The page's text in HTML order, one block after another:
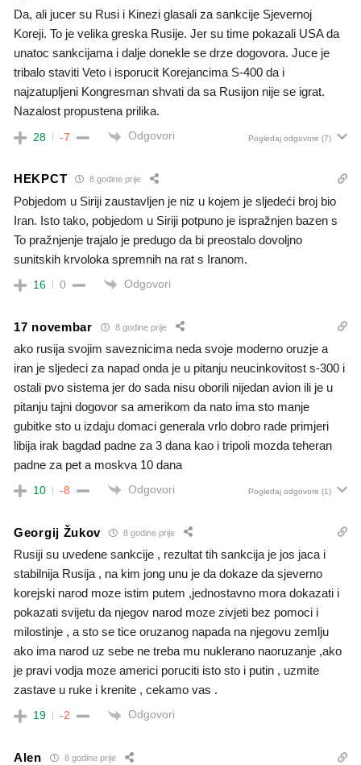
Da, ali jucer su Rusi i Kinezi glasali za sankcije Sjevernoj
Koreji. To je velika greska Rusije. Jer su time pokazali USA da
unatoc sankcijama i dalje donekle se drze dogovora. Juce je
tribalo staviti Veto i isporucit Korejancima S-400 da i
najzatupljeni Kongresman shvati da sa Rusijon nije se igrat.
Nazalost propustena prilika.
28 -7 Odgovori Pogledaj odgovore (7)
HEKPCT 8 godine prije
Pobjedom u Siriji zaustavljen je niz u kojem je sljedeći broj bio
Iran. Isto tako, pobjedom u Siriji potpuno je ispražnjen bazen s
To pražnjenje trajalo je predugo da bi preostalo dovoljno
sunitskih krvoloka spremnih na rat s Iranom.
16 0 Odgovori
17 novembar 8 godine prije
ako rusija svojim saveznicima neda svoje moderno oruzje a
iran je sljedeci za napad onda je u pitanju neucinkovitost s-300 i
ostali pvo sistema jer do sada nisu oborili nijedan avion ili je u
pitanju tajni dogovor sa amerikom da nato ima sto manje
gubitke sto u izdaju domaci generala vrlo dobro rade primjeri
libija irak bagdad padne za 3 dana kao i tripoli mozda teheran
padne za pet a moskva 10 dana
10 -8 Odgovori Pogledaj odgovore (1)
Georgij Žukov 8 godine prije
Rusiji su uvedene sankcije , rezultat tih sankcija je jos jaca i
stabilnija Rusija , na kim jong unu je da dokaze da sjeverno
korejski narod moze istim putem ,jednostavno mora dokazati i
pokazati svijetu da njegov narod moze zivjeti bez pomoci i
milostinje , a sto se tice oruzanog napada na njegovu zemlju
ako ima narod uz sebe ne treba mu nuklerano naoruzanje ,ako
je pravi vodja moze americi poruciti isto sto i putin , uzmite
zastave u ruke i krenite , cekamo vas .
19 -2 Odgovori
Alen 8 godine prije